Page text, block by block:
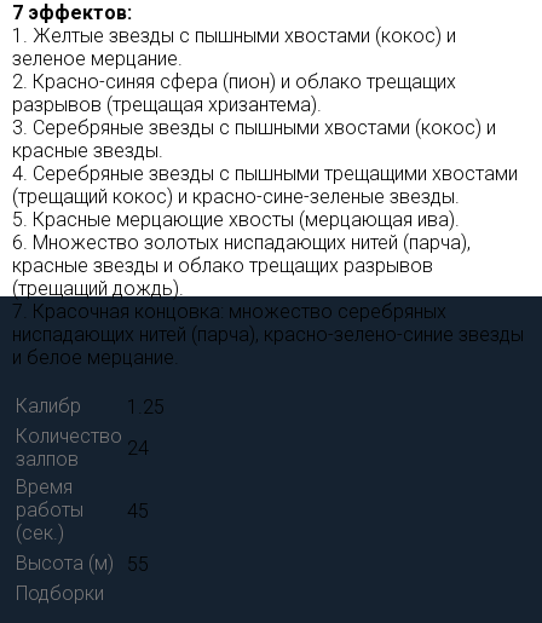
7 эффектов:
1. Желтые звезды с пышными хвостами (кокос) и
зеленое мерцание.
2. Красно-синяя сфера (пион) и облако трещащих
разрывов (трещащая хризантема).
3. Серебряные звезды с пышными хвостами (кокос) и
красные звезды.
4. Серебряные звезды с пышными трещащими хвостами
(трещащий кокос) и красно-сине-зеленые звезды.
5. Красные мерцающие хвосты (мерцающая ива).
6. Множество золотых ниспадающих нитей (парча),
красные звезды и облако трещащих разрывов
(трещащий дождь).
7. Красочная концовка: множество серебряных
ниспадающих нитей (парча), красно-зелено-синие звезды
и белое мерцание.
Калибр
1.25
Количество
залпов
24
Время
работы
(сек.)
45
Высота (м)
55
Подборки